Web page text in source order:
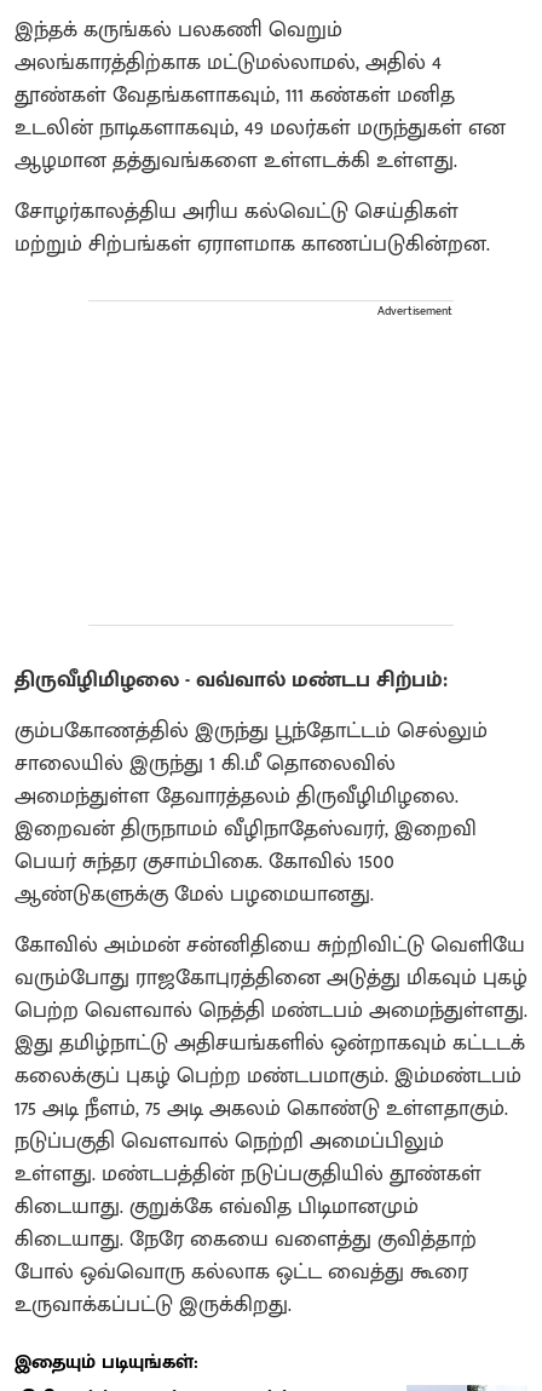
இந்தக் கருங்கல் பலகணி வெறும்
அலங்காரத்திற்காக மட்டுமல்லாமல், அதில் 4
தூண்கள் வேதங்களாகவும், 111 கண்கள் மனித
உடலின் நாடிகளாகவும், 49 மலர்கள் மருந்துகள் என
ஆழமான தத்துவங்களை உள்ளடக்கி உள்ளது.
சோழர்காலத்திய அரிய கல்வெட்டு செய்திகள்
மற்றும் சிற்பங்கள் ஏராளமாக காணப்படுகின்றன.
Advertisement
திருவீழிமிழலை - வவ்வால் மண்டப சிற்பம்:
கும்பகோணத்தில் இருந்து பூந்தோட்டம் செல்லும்
சாலையில் இருந்து 1 கி.மீ தொலைவில்
அமைந்துள்ள தேவாரத்தலம் திருவீழிமிழலை.
இறைவன் திருநாமம் வீழிநாதேஸ்வரர், இறைவி
பெயர் சுந்தர குசாம்பிகை. கோவில் 1500
ஆண்டுகளுக்கு மேல் பழமையானது.
கோவில் அம்மன் சன்னிதியை சுற்றிவிட்டு வெளியே
வரும்போது ராஜகோபுரத்தினை அடுத்து மிகவும் புகழ்
பெற்ற வெளவால் நெத்தி மண்டபம் அமைந்துள்ளது.
இது தமிழ்நாட்டு அதிசயங்களில் ஒன்றாகவும் கட்டடக்
கலைக்குப் புகழ் பெற்ற மண்டபமாகும். இம்மண்டபம்
175 அடி நீளம், 75 அடி அகலம் கொண்டு உள்ளதாகும்.
நடுப்பகுதி வெளவால் நெற்றி அமைப்பிலும்
உள்ளது. மண்டபத்தின் நடுப்பகுதியில் தூண்கள்
கிடையாது. குறுக்கே எவ்வித பிடிமானமும்
கிடையாது. நேரே கையை வளைத்து குவித்தாற்
போல் ஒவ்வொரு கல்லாக ஒட்ட வைத்து கூரை
உருவாக்கப்பட்டு இருக்கிறது.
இதையும் படியுங்கள்: